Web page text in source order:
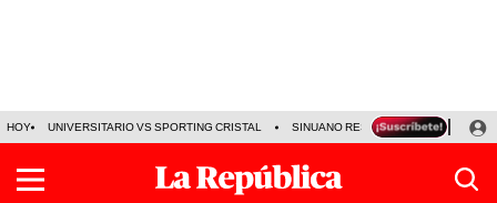
HOY UNIVERSITARIO VS SPORTING CRISTAL SINUANO RESULTADOS HOY